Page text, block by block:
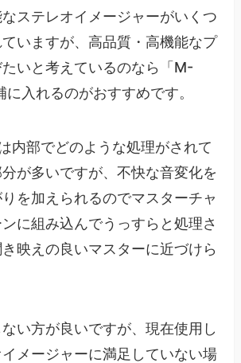
ステレオイメージャーがいくつ
いますが、高品質・高機能なプ
いと考えているのなら「M-
入れるのがおすすめです。
内部でどのような処理がされて
が多いですが、不快な音変化を
を加えられるのでマスターチャ
に組み込んでうっすらと処理さ
映えの良いマスターに近づけら
い方が良いですが、現在使用し
メージャーに満足していない場